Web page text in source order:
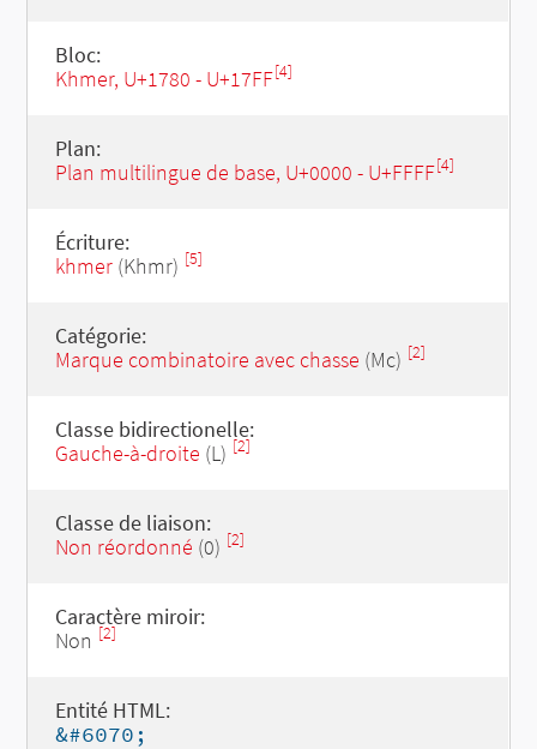
Bloc:
Khmer, U+1780 - U+17FF[4]
Plan:
Plan multilingue de base, U+0000 - U+FFFF[4]
Écriture:
khmer(Khmr) [5]
Catégorie:
Marque combinatoire avec chasse (Mc) [2]
Classe bidirectionelle:
Gauche-à-droite (L) [2]
Classe de liaison:
Non réordonné (0) [2]
Caractère miroir:
Non [2]
Entité HTML:
&#6070;